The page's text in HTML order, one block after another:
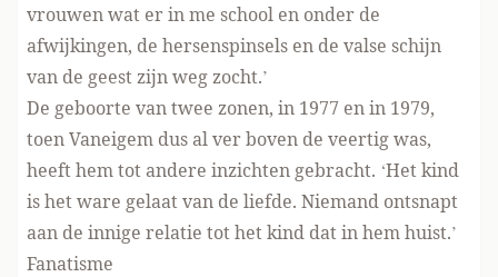
vrouwen wat er in me school en onder de
afwijkingen, de hersenspinsels en de valse schijn
van de geest zijn weg zocht.’
De geboorte van twee zonen, in 1977 en in 1979,
toen Vaneigem dus al ver boven de veertig was,
heeft hem tot andere inzichten gebracht. ‘Het kind
is het ware gelaat van de liefde. Niemand ontsnapt
aan de innige relatie tot het kind dat in hem huist.’
Fanatisme